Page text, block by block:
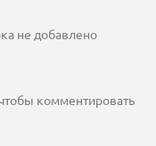
не добавлено
комментировать